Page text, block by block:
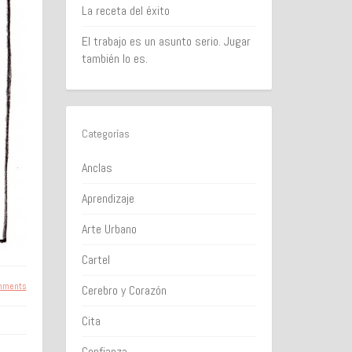
La receta del éxito
El trabajo es un asunto serio. Jugar
también lo es.
Categorías
Anclas
Aprendizaje
Arte Urbano
Cartel
Cerebro y Corazón
Cita